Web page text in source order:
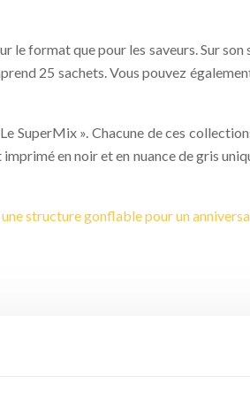
format que pour les saveurs. Sur son
25 sachets. Vous pouvez
SuperMix ». Chacune de ces
en noir et en nuance de gris
structure gonflable pour un